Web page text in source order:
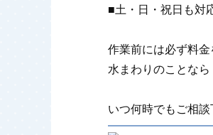
■土・日・祝日も対
作業前には必ず料
水まわりのことな
いつ何時でもご相